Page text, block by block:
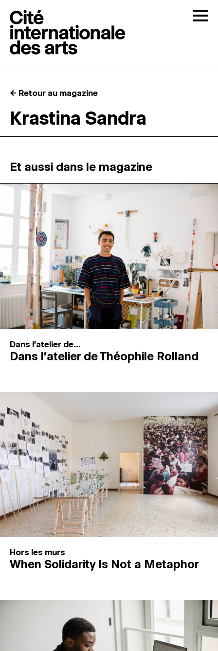
RÉSIDENCES ↓
ATELIERS OUVERTS
PROGRAMMATION
MAGAZINE
ESPACES DE PRATIQUE ARTISTIQUE ↓
Recherche
Connexion
← Retour au magazine
Krastina Sandra
Et aussi dans le magazine
Dans l'atelier de...
Dans l’atelier de Théophile Rolland
Hors les murs
When Solidarity Is Not a Metaphor